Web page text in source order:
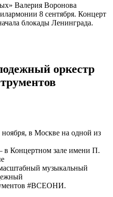
Валерия Воронова
8 сентября. Концерт
блокады Ленинграда.
оркестр
в Москве на одной из
в Концертном зале имени П.
музыкальный
#ВСЕОНИ.